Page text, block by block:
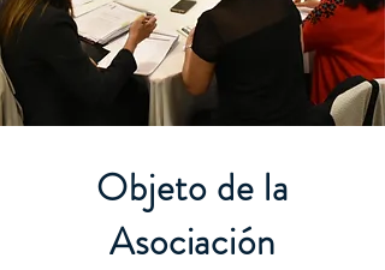
Objeto de la
Asociación